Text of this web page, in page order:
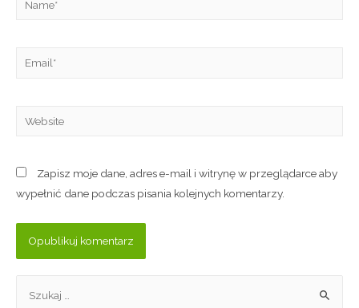
Zapisz moje dane, adres e-mail i witrynę w przeglądarce aby
wypełnić dane podczas pisania kolejnych komentarzy.